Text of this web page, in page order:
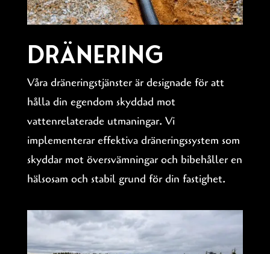
Dränering
Våra dräneringstjänster är designade för att
hålla din egendom skyddad mot
vattenrelaterade utmaningar. Vi
implementerar effektiva dräneringssystem som
skyddar mot översvämningar och bibehåller en
hälsosam och stabil grund för din fastighet.